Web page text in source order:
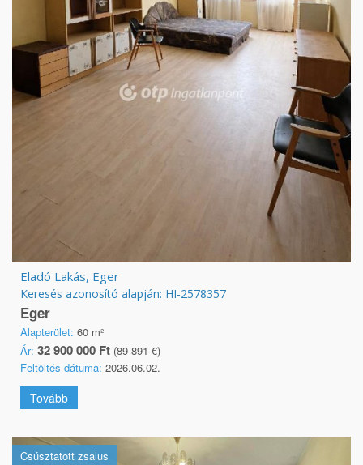
Eladó Lakás, Eger
Keresés azonosító alapján: HI-2578357
Eger
Alapterület: 60 m²
Ár: 32 900 000 Ft (89 891 €)
Feltöltés dátuma: 2026.06.02.
Tovább
Csúsztatott zsalus